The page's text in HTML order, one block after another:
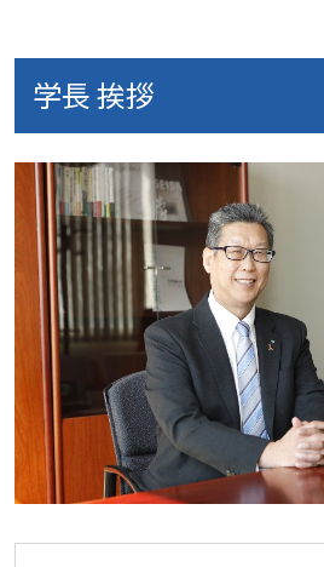
学長 挨拶